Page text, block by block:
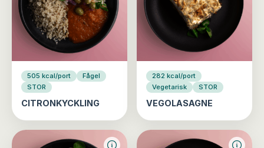
505 kcal/port
Fågel
STOR
CITRONKYCKLING
282 kcal/port
Vegetarisk
STOR
VEGOLASAGNE